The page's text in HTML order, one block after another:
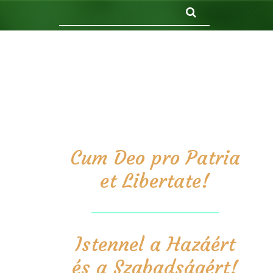
Cum Deo pro Patria
et Libertate!
Istennel a Hazáért
és a Szabadságért!